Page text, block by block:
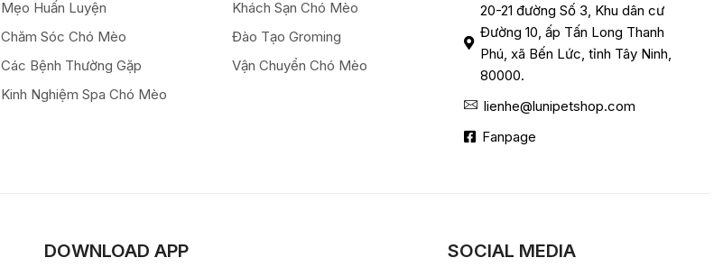
Mẹo Huấn Luyện
Chăm Sóc Chó Mèo
Các Bệnh Thường Gặp
Kinh Nghiệm Spa Chó Mèo
Khách Sạn Chó Mèo
Đào Tạo Groming
Vận Chuyển Chó Mèo
20-21 đường Số 3, Khu dân cư
Đường 10, ấp Tấn Long Thanh
Phú, xã Bến Lức, tỉnh Tây Ninh,
80000.
lienhe@lunipetshop.com
Fanpage
DOWNLOAD APP SOCIAL MEDIA